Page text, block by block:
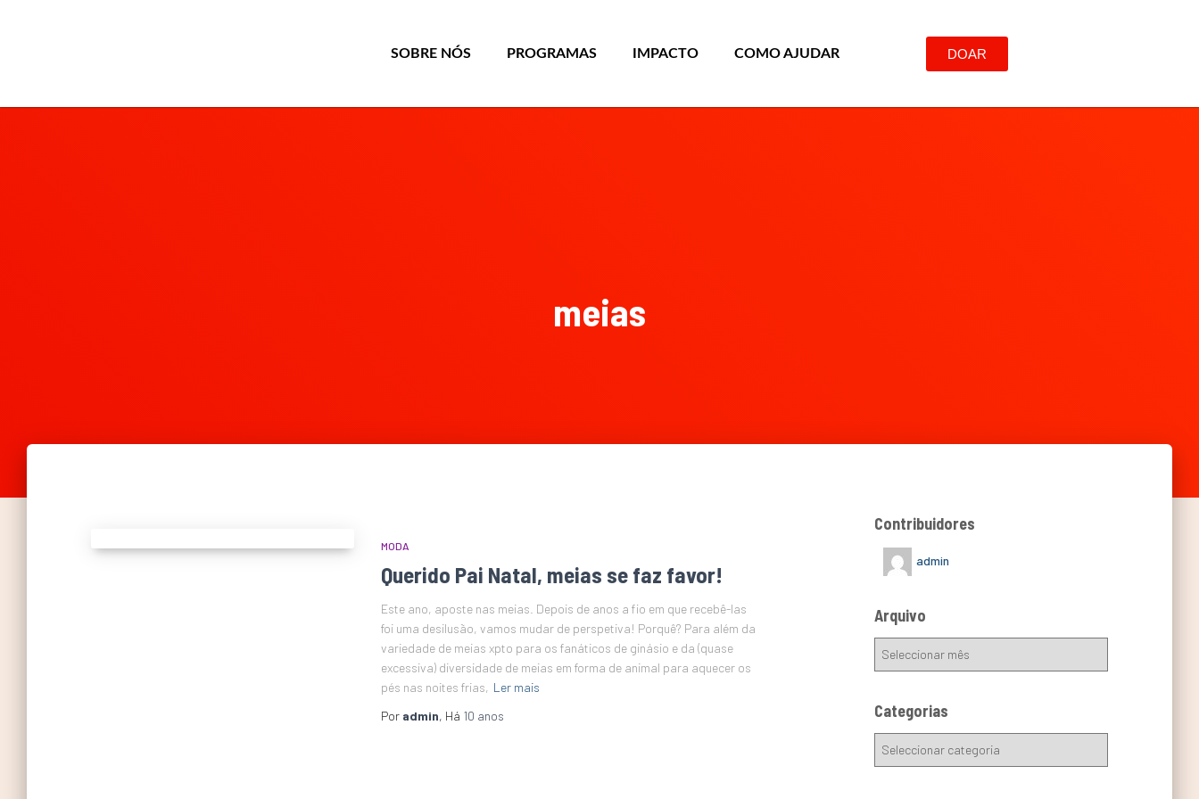
SOBRE NÓS PROGRAMAS IMPACTO COMO AJUDAR DOAR
meias
MODA
Querido Pai Natal, meias se faz favor!
Este ano, aposte nas meias. Depois de anos a fio em que recebê-las
foi uma desilusão, vamos mudar de perspetiva! Porquê? Para além da
variedade de meias xpto para os fanáticos de ginásio e da (quase
excessiva) diversidade de meias em forma de animal para aquecer os
pés nas noites frias, Ler mais
Por admin, Há 10 anos
Contribuidores
admin
Arquivo
Categorias